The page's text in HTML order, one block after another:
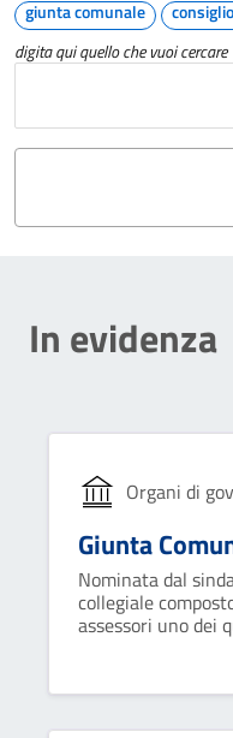
giunta comunale
digita qui quello che vuoi cercare
In evidenza
Organi di
Giunta
Nominata dal
collegiale
assessori uno dei
deliberazioni